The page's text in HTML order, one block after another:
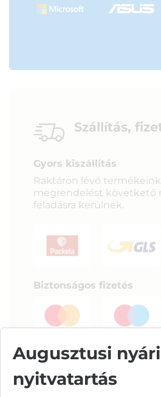
Szállítás,
Gyors kiszállítás
Raktáron lévő
megrendelést követkető
feladásra kerülnek.
Biztonságos fizetés
Augusztusi
nyitvatartás